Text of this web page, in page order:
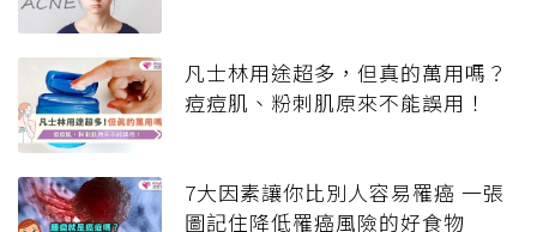
凡士林用途超多，但真的萬用嗎？
痘痘肌、粉刺肌原來不能誤用！
7大因素讓你比別人容易罹癌 一張
圖記住降低罹癌風險的好食物